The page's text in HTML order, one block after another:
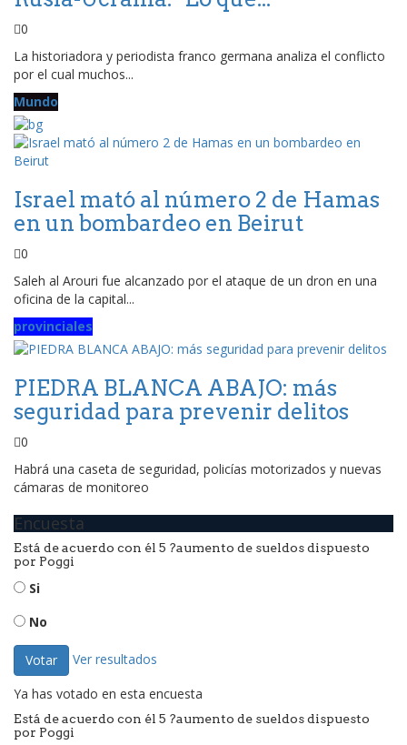
0
La historiadora y periodista franco germana analiza el conflicto
por el cual muchos...
Mundo
Israel mató al número 2 de Hamas
en un bombardeo en Beirut
0
Saleh al Arouri fue alcanzado por el ataque de un dron en una
oficina de la capital...
provinciales
PIEDRA BLANCA ABAJO: más
seguridad para prevenir delitos
0
Habrá una caseta de seguridad, policías motorizados y nuevas
cámaras de monitoreo
Encuesta
Está de acuerdo con él 5 ?aumento de sueldos dispuesto
por Poggi
Si
No
Votar Ver resultados
Ya has votado en esta encuesta
Está de acuerdo con él 5 ?aumento de sueldos dispuesto
por Poggi